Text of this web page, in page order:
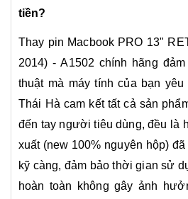
tiền?
Thay pin Macbook PRO 13"
2014) - A1502 chính hãng
thuật mà máy tính của bạn
Thái Hà cam kết tất cả sản
đến tay người tiêu dùng, đều là
xuất (new 100% nguyên hộp)
kỹ càng, đảm bảo thời gian sử
hoàn toàn không gây ảnh